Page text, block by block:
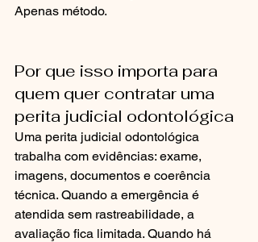
Apenas método.
Por que isso importa para
quem quer contratar uma
perita judicial odontológica
Uma perita judicial odontológica
trabalha com evidências: exame,
imagens, documentos e coerência
técnica. Quando a emergência é
atendida sem rastreabilidade, a
avaliação fica limitada. Quando há